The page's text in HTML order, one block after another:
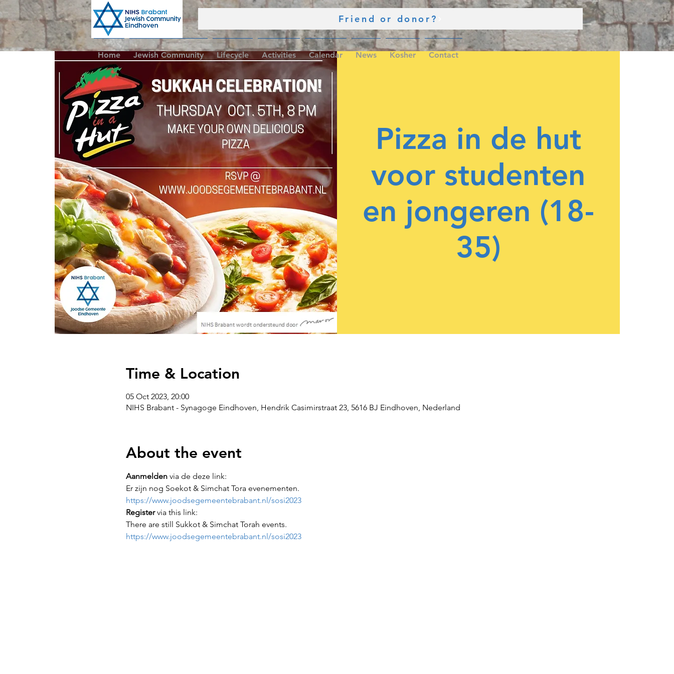
Friend or donor?
Home Jewish Community Lifecycle Activities Calendar News Kosher Contact
Pizza in de hut
voor studenten
en jongeren (18-
35)
Time & Location
05 Oct 2023, 20:00
NIHS Brabant - Synagoge Eindhoven, Hendrik Casimirstraat 23, 5616 BJ Eindhoven, Nederland
About the event
Aanmelden via de deze link:
Er zijn nog Soekot & Simchat Tora evenementen.
https://www.joodsegemeentebrabant.nl/sosi2023
Register via this link:
There are still Sukkot & Simchat Torah events.
https://www.joodsegemeentebrabant.nl/sosi2023